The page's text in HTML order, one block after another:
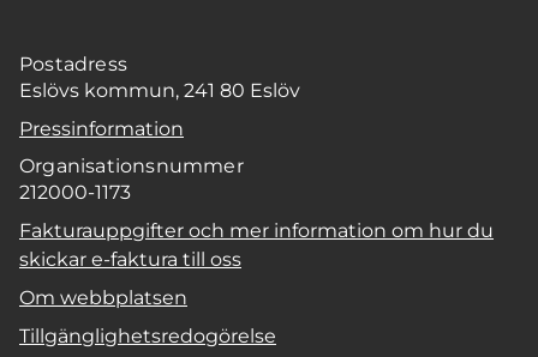
Postadress
Eslövs kommun, 241 80 Eslöv
Pressinformation
Organisationsnummer
212000-1173
Fakturauppgifter och mer information om hur du
skickar e-faktura till oss
Om webbplatsen
Tillgänglighetsredogörelse